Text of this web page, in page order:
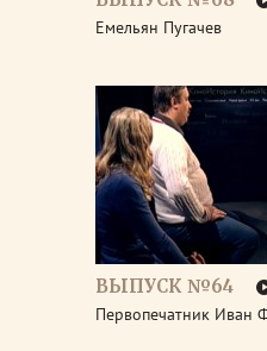
Емельян Пугачев
ВЫПУСК №64
Первопечатник Иван